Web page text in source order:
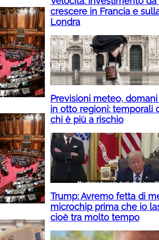
crescere in Francia e
Londra
Previsioni meteo,
in otto regioni: temporali
chi è più a rischio
Trump: Avremo fetta di
microchip prima che io
cioè tra molto tempo